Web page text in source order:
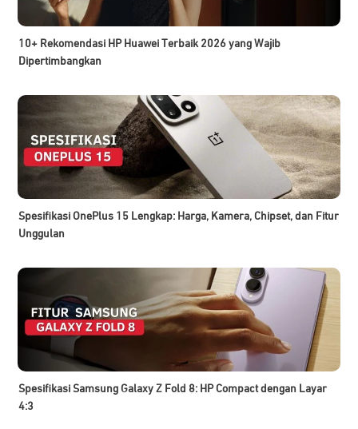
10+ Rekomendasi HP Huawei Terbaik 2026 yang Wajib
Dipertimbangkan
Spesifikasi OnePlus 15 Lengkap: Harga, Kamera, Chipset, dan Fitur
Unggulan
Spesifikasi Samsung Galaxy Z Fold 8: HP Compact dengan Layar
4:3